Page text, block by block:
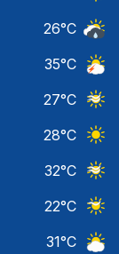
26°C
35°C
27°C
28°C
32°C
22°C
31°C